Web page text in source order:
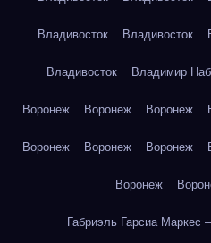
Владивосток Владивосток
Владивосток Владимир
Воронеж Воронеж Воронеж
Воронеж Воронеж Воронеж
Воронеж
Габриэль Гарсиа Маркес